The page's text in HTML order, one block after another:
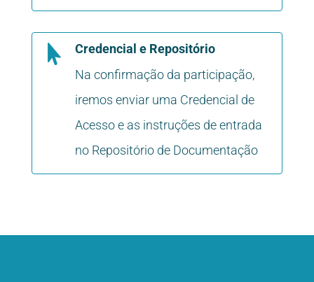

Credencial e Repositório
Na confirmação da participação,
iremos enviar uma Credencial de
Acesso e as instruções de entrada
no Repositório de Documentação